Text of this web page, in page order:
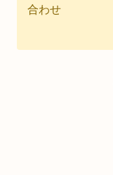
合わせ